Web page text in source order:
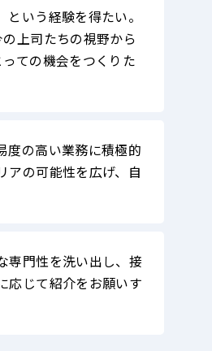
いう経験を得たい。
上司たちの視野から
ての機会をつくりた
度の高い業務に積極的
アの可能性を広げ、自
専門性を洗い出し、接
応じて紹介をお願いす